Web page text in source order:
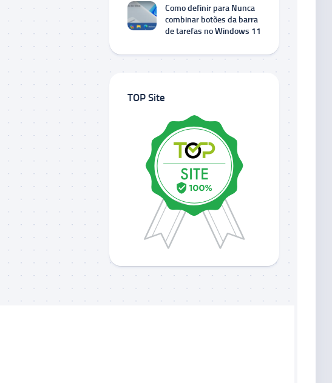
Como definir para Nunca
combinar botões da barra
de tarefas no Windows 11
TOP Site